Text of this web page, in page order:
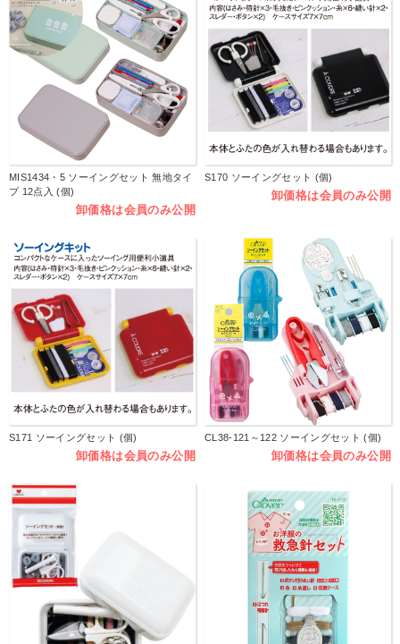
MIS1434・5 ソーイングセット 無地タイ
プ 12点入 (個)
卸価格は会員のみ公開
S170 ソーイングセット (個)
卸価格は会員のみ公開
S171 ソーイングセット (個)
卸価格は会員のみ公開
CL38-121～122 ソーイングセット (個)
卸価格は会員のみ公開